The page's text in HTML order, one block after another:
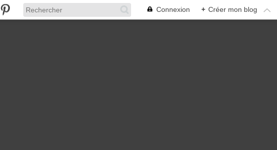
Connexion + Créer mon blog